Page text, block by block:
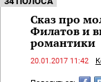
Сказ про
Филатов и
романтики
20.01.2017 11:42